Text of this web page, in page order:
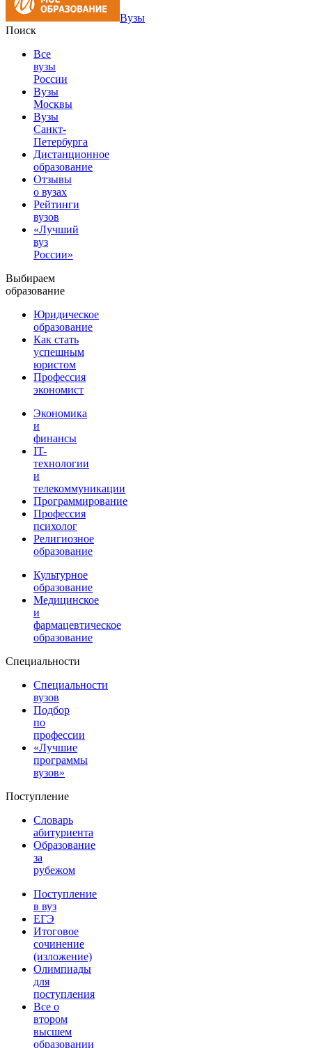
Вузы
Поиск
Все
вузы
России
Вузы
Москвы
Вузы
Санкт-
Петербурга
Дистанционное
образование
Отзывы
о вузах
Рейтинги
вузов
«Лучший
вуз
России»
Выбираем
образование
Юридическое
образование
Как стать
успешным
юристом
Профессия
экономист
Экономика
и
финансы
IT-
технологии
и
телекоммуникации
Программирование
Профессия
психолог
Религиозное
образование
Культурное
образование
Медицинское
и
фармацевтическое
образование
Специальности
Специальности
вузов
Подбор
по
профессии
«Лучшие
программы
вузов»
Поступление
Словарь
абитуриента
Образование
за
рубежом
Поступление
в вуз
ЕГЭ
Итоговое
сочинение
(изложение)
Олимпиады
для
поступления
Все о
втором
высшем
образовании